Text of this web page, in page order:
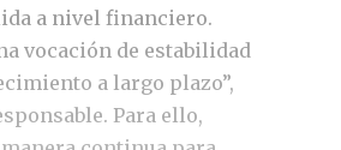
a nivel financiero.
vocación de estabilidad
a largo plazo”,
Para ello,